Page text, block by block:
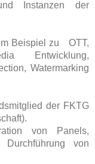
Instanzen der
Beispiel zu OTT,
Entwicklung,
Watermarking
der FKTG
von Panels,
von